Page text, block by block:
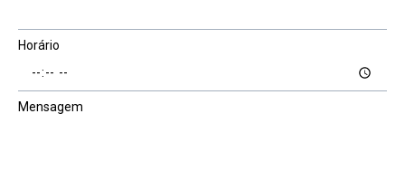
Horário
Mensagem